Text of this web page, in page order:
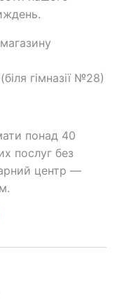
гімназії №28)
понад 40
послуг без
центр —